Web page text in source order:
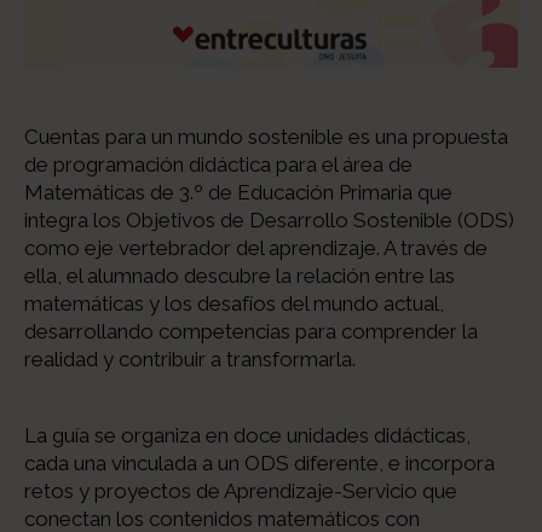
Cuentas para un mundo sostenible es una propuesta
de programación didáctica para el área de
Matemáticas de 3.º de Educación Primaria que
integra los Objetivos de Desarrollo Sostenible (ODS)
como eje vertebrador del aprendizaje. A través de
ella, el alumnado descubre la relación entre las
matemáticas y los desafíos del mundo actual,
desarrollando competencias para comprender la
realidad y contribuir a transformarla.
La guía se organiza en doce unidades didácticas,
cada una vinculada a un ODS diferente, e incorpora
retos y proyectos de Aprendizaje-Servicio que
conectan los contenidos matemáticos con